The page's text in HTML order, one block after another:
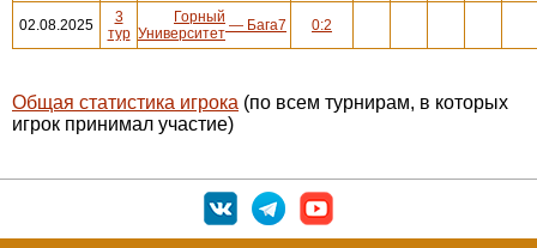
02.08.2025
3
тур
Горный
Университет — Бага7 0:2
Общая статистика игрока (по всем турнирам, в которых
игрок принимал участие)